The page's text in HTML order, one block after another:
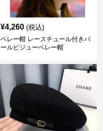
¥4,260 (税込)
ベレー帽 レースチュール付きパ
ールビジューベレー帽